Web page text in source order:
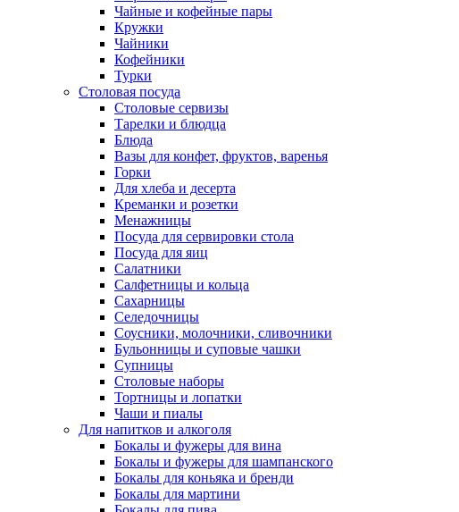
Чайные и кофейные пары
Кружки
Чайники
Кофейники
Турки
Столовая посуда
Столовые сервизы
Тарелки и блюдца
Блюда
Вазы для конфет, фруктов, варенья
Горки
Для хлеба и десерта
Креманки и розетки
Менажницы
Посуда для сервировки стола
Посуда для яиц
Салатники
Салфетницы и кольца
Сахарницы
Селедочницы
Соусники, молочники, сливочники
Бульонницы и суповые чашки
Супницы
Столовые наборы
Тортницы и лопатки
Чаши и пиалы
Для напитков и алкоголя
Бокалы и фужеры для вина
Бокалы и фужеры для шампанского
Бокалы для коньяка и бренди
Бокалы для мартини